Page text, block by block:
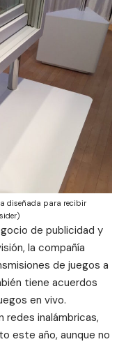
diseñada para recibir
de publicidad y
la compañía
de juegos a
tiene acuerdos
en vivo.
redes inalámbricas,
este año, aunque no